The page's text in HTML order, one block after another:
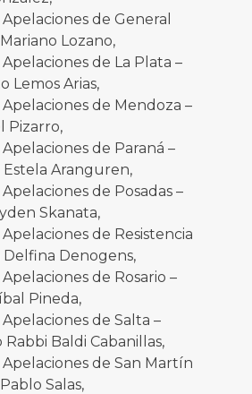
de General
Lozano,
de La Plata –
Lemos Arias,
de Mendoza –
Pizarro,
de Paraná –
Aranguren,
de Posadas –
Skanata,
de Resistencia
Delfina Denogens,
de Rosario –
Pineda,
de Salta –
Baldi Cabanillas,
de San Martín
Salas,